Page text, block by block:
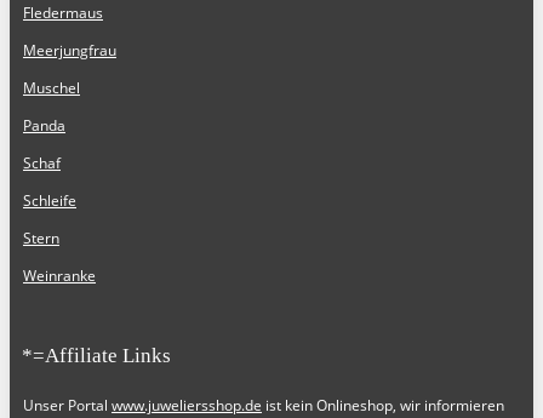
Fledermaus
Meerjungfrau
Muschel
Panda
Schaf
Schleife
Stern
Weinranke
*=Affiliate Links
Unser Portal www.juweliersshop.de ist kein Onlineshop, wir informieren